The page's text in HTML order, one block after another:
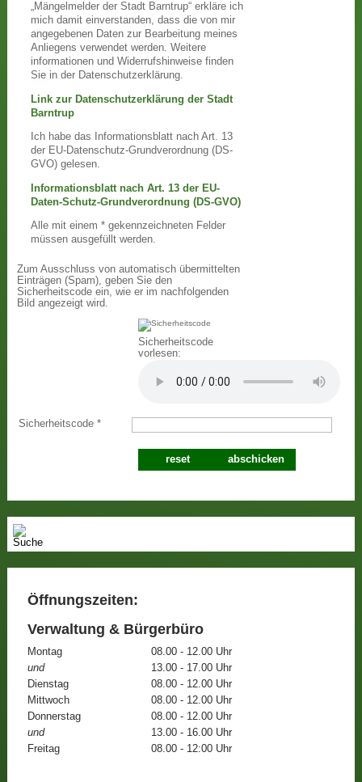
„Mängelmelder der Stadt Barntrup“ erkläre ich
mich damit einverstanden, dass die von mir
angegebenen Daten zur Bearbeitung meines
Anliegens verwendet werden. Weitere
informationen und Widerrufshinweise finden
Sie in der Datenschutzerklärung.
Link zur Datenschutzerklärung der Stadt
Barntrup
Ich habe das Informationsblatt nach Art. 13
der EU-Datenschutz-Grundverordnung (DS-
GVO) gelesen.
Informationsblatt nach Art. 13 der EU-
Daten-Schutz-Grundverordnung (DS-GVO)
Alle mit einem * gekennzeichneten Felder
müssen ausgefüllt werden.
Zum Ausschluss von automatisch übermittelten
Einträgen (Spam), geben Sie den
Sicherheitscode ein, wie er im nachfolgenden
Bild angezeigt wird.
Sicherheitscode
vorlesen:
Sicherheitscode*
Öffnungszeiten:
Verwaltung & Bürgerbüro
Montag
08.00 - 12.00 Uhr
und
13.00 - 17.00 Uhr
Dienstag
08.00 - 12.00 Uhr
Mittwoch
08.00 - 12.00 Uhr
Donnerstag
08.00 - 12.00 Uhr
und
13.00 - 16.00 Uhr
Freitag
08.00 - 12:00 Uhr